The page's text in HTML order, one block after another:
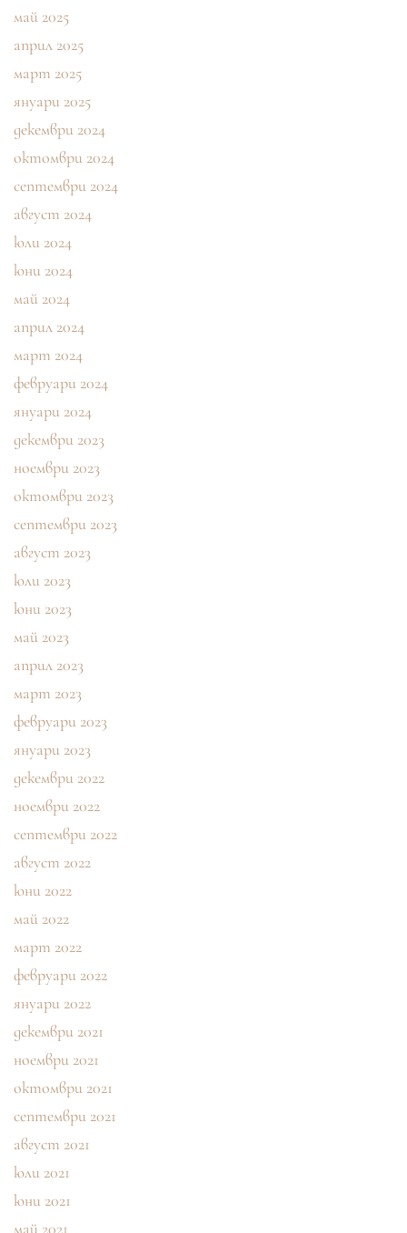
май 2025
април 2025
март 2025
януари 2025
декември 2024
октомври 2024
септември 2024
август 2024
юли 2024
юни 2024
май 2024
април 2024
март 2024
февруари 2024
януари 2024
декември 2023
ноември 2023
октомври 2023
септември 2023
август 2023
юли 2023
юни 2023
май 2023
април 2023
март 2023
февруари 2023
януари 2023
декември 2022
ноември 2022
септември 2022
август 2022
юни 2022
май 2022
март 2022
февруари 2022
януари 2022
декември 2021
ноември 2021
октомври 2021
септември 2021
август 2021
юли 2021
юни 2021
май 2021